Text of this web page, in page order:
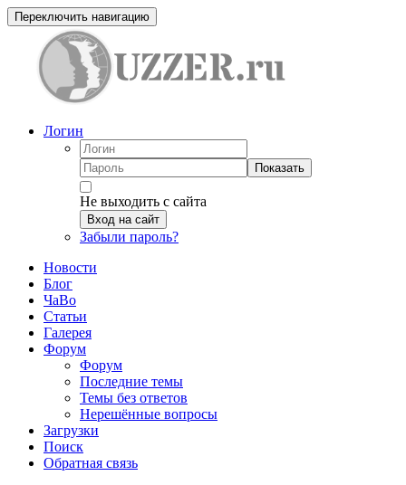
Переключить навигацию
Логин
Показать
Не выходить с сайта
Вход на сайт
Забыли пароль?
Новости
Блог
ЧаВо
Статьи
Галерея
Форум
Форум
Последние темы
Темы без ответов
Нерешённые вопросы
Загрузки
Поиск
Обратная связь